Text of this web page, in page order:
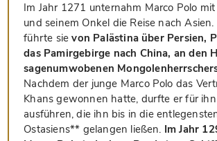
Im Jahr 1271 unternahm Marco Polo
und seinem Onkel die Reise nach
führte sievon Palästina über Persien,
das Pamirgebirge nach China, an den
sagenumwobenen
Nachdem der junge Marco Polo das
Khans gewonnen hatte, durfte er für
ausführen, die ihn bis in die
Ostasiens** gelangen ließen. Im Jahr